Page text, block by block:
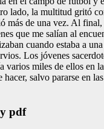
lado, la multitud gritó
más de una vez. Al final,
que me salían al
cuando estaba a
Los jóvenes
varios miles de ellos en
hacer, salvo pararse en
pdf